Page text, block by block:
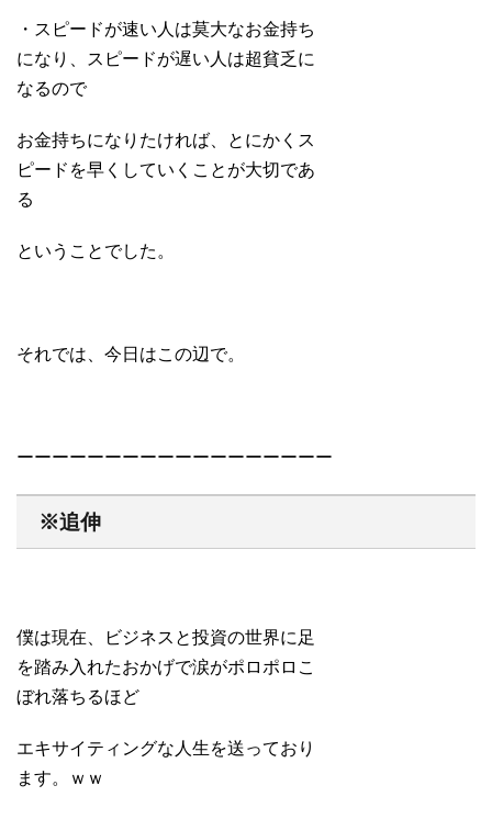
・スピードが速い人は莫大なお金持ち
になり、スピードが遅い人は超貧乏に
なるので
お金持ちになりたければ、とにかくス
ピードを早くしていくことが大切であ
る
ということでした。
それでは、今日はこの辺で。
ーーーーーーーーーーーーーーーーーー
※追伸
僕は現在、ビジネスと投資の世界に足
を踏み入れたおかげで涙がポロポロこ
ぼれ落ちるほど
エキサイティングな人生を送っており
ます。ｗｗ